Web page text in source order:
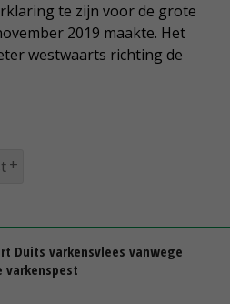
te zijn voor de grote
2019 maakte. Het
westwaarts richting de
Duits varkensvlees vanwege
varkenspest